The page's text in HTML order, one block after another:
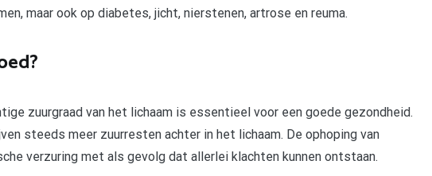
maar ook op diabetes, jicht, nierstenen, artrose en reuma.
zuurgraad van het lichaam is essentieel voor een goede gezondheid.
steeds meer zuurresten achter in het lichaam. De ophoping van
verzuring met als gevolg dat allerlei klachten kunnen ontstaan.